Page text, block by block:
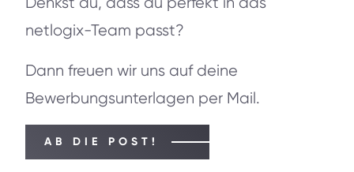
netlogix-Team passt?
Dann freuen wir uns auf deine
Bewerbungsunterlagen per Mail.
AB DIE POST!